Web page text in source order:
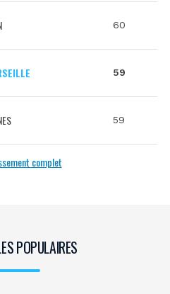
60
59
59
complet
POPULAIRES